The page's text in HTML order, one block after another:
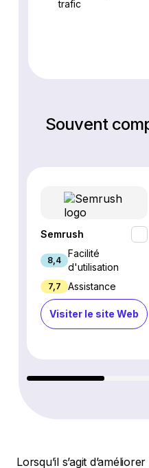
trafic
Souvent
Semrush
8,4
Facilité
d'utilisation
7,7 Assistance
Visiter le site Web
Lorsqu’il s’agit